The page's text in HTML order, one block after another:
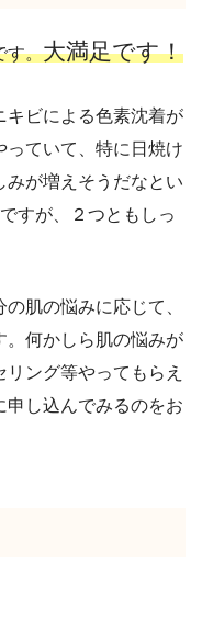
す。大満足です！
キビによる色素沈着が
っていて、特に日焼け
みが増えそうだなとい
すが、２つともしっ
肌の悩みに応じて、
。何かしら肌の悩みが
ング等やってもらえ
申し込んでみるのをお